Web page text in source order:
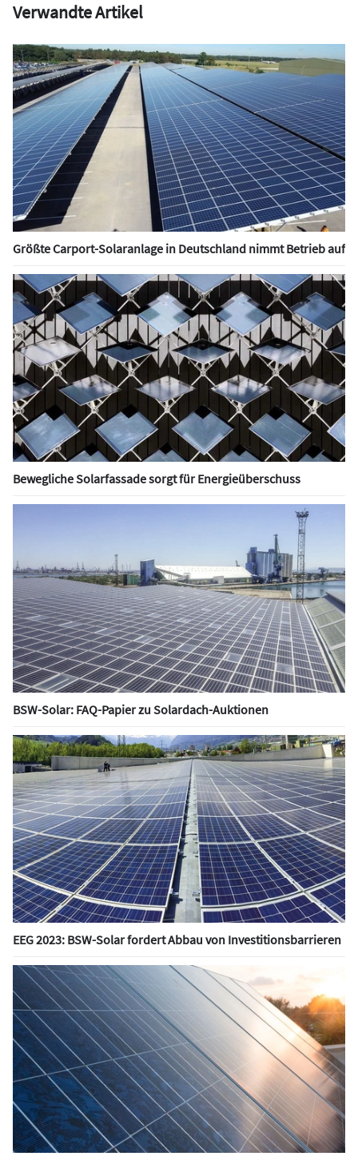
Verwandte Artikel
Größte Carport-Solaranlage in Deutschland nimmt Betrieb auf
Bewegliche Solarfassade sorgt für Energieüberschuss
BSW-Solar: FAQ-Papier zu Solardach-Auktionen
EEG 2023: BSW-Solar fordert Abbau von Investitionsbarrieren